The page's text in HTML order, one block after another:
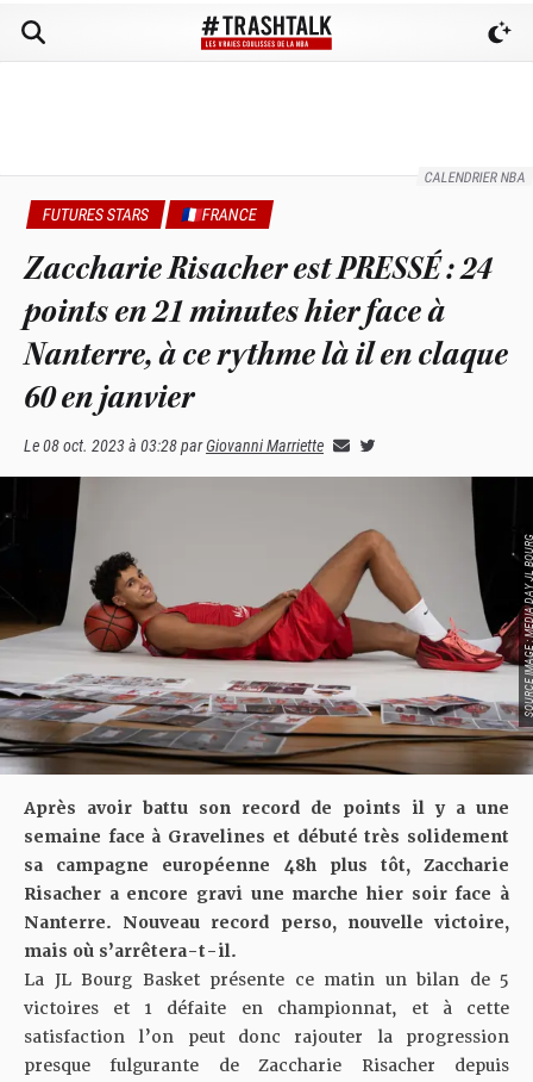
CALENDRIER NBA
FUTURES STARS 🇫🇷FRANCE
Zaccharie Risacher est PRESSÉ : 24
points en 21 minutes hier face à
Nanterre, à ce rythme là il en claque
60 en janvier
Le08 oct. 2023 à 03:28parGiovanni Marriette
SOURCE IMAGE
Après avoir battu son record de points il y a une
semaine face à Gravelines et débuté très solidement
sa campagne européenne 48h plus tôt, Zaccharie
Risacher a encore gravi une marche hier soir face à
Nanterre. Nouveau record perso, nouvelle victoire,
mais où s’arrêtera-t-il.
La JL Bourg Basket présente ce matin un bilan de 5
victoires et 1 défaite en championnat, et à cette
satisfaction l’on peut donc rajouter la progression
presque fulgurante de Zaccharie Risacher depuis